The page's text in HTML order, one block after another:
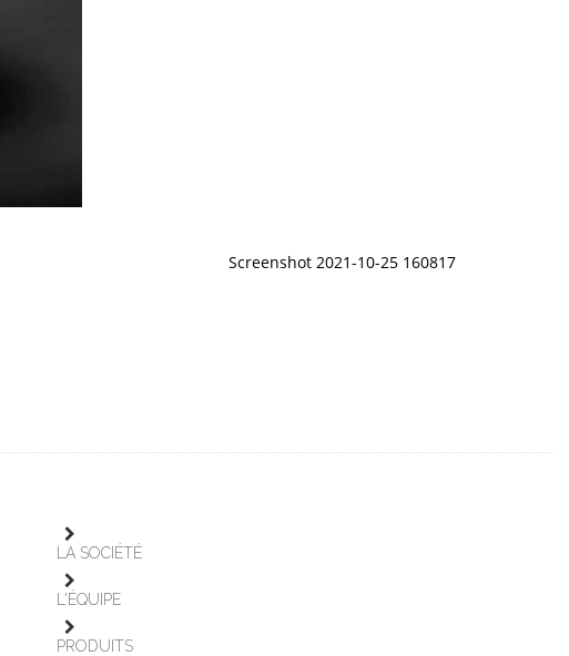
Screenshot 2021-10-25 160817
LA SOCIÉTÉ
L'ÉQUIPE
PRODUITS